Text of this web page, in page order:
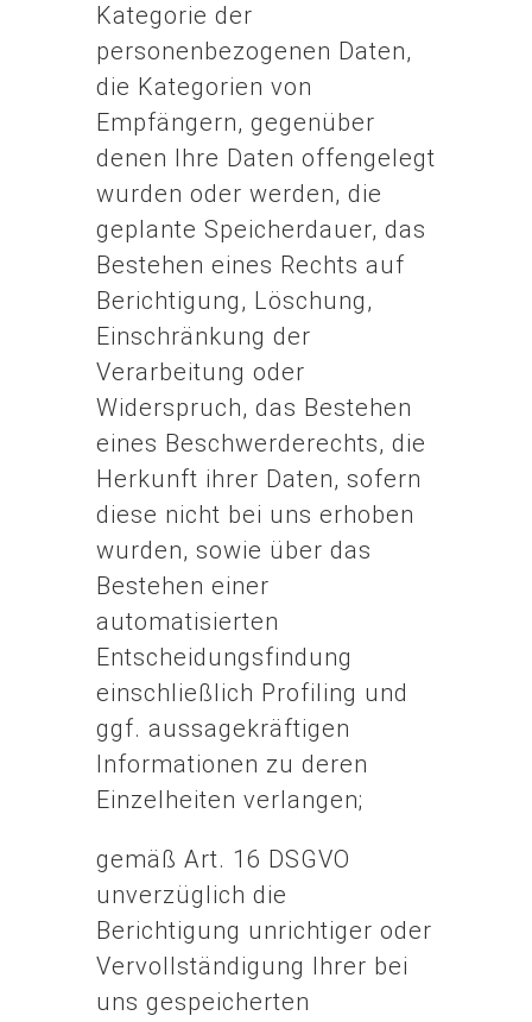
Kategorie der
personenbezogenen Daten,
die Kategorien von
Empfängern, gegenüber
denen Ihre Daten offengelegt
wurden oder werden, die
geplante Speicherdauer, das
Bestehen eines Rechts auf
Berichtigung, Löschung,
Einschränkung der
Verarbeitung oder
Widerspruch, das Bestehen
eines Beschwerderechts, die
Herkunft ihrer Daten, sofern
diese nicht bei uns erhoben
wurden, sowie über das
Bestehen einer
automatisierten
Entscheidungsfindung
einschließlich Profiling und
ggf. aussagekräftigen
Informationen zu deren
Einzelheiten verlangen;
gemäß Art. 16 DSGVO
unverzüglich die
Berichtigung unrichtiger oder
Vervollständigung Ihrer bei
uns gespeicherten